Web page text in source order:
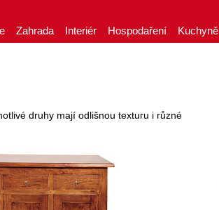
Zahrada Interiér Hospodaření Kuchyně
druhy mají odlišnou texturu i různé